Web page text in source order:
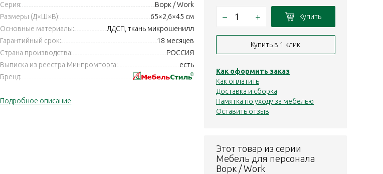
Серия:
Ворк / Work
Размеры (Д×Ш×В):
65×2,6×45 см
Основные материалы:
ЛДСП, ткань микрошенилл
Гарантийный срок:
18 месяцев
Страна производства:
РОССИЯ
Выписка из реестра Минпромторга:
есть
Бренд:
Подробное описание
– + Купить
Купить в 1 клик
Как оформить заказ
Как оплатить
Доставка и сборка
Памятка по уходу за мебелью
Оставить отзыв
Этот товар из серии
Мебель для персонала
Ворк / Work